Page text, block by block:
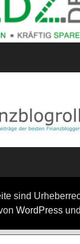
sind
WordPressund